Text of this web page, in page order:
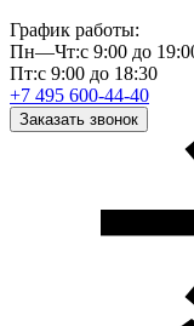
График работы:
Пн—Чт:с 9:00 до
Пт:с 9:00 до 18:30
+7 495 600-44-40
Заказать звонок